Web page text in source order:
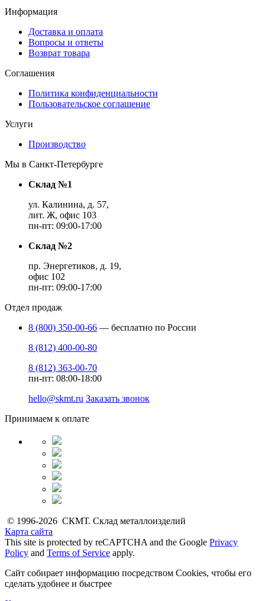
Информация
Доставка и оплата
Вопросы и ответы
Возврат товара
Соглашения
Политика конфиденциальности
Пользовательское соглашение
Услуги
Производство
Мы в Санкт-Петербурге
Склад №1
ул. Калинина, д. 57,
лит. Ж, офис 103
пн-пт: 09:00-17:00
Склад №2
пр. Энергетиков, д. 19,
офис 102
пн-пт: 09:00-17:00
Отдел продаж
8 (800) 350-00-66 — бесплатно по России
8 (812) 400-00-80
8 (812) 363-00-70
пн-пт: 08:00-18:00
hello@skmt.ru Заказать звонок
Принимаем к оплате
© 1996-2026 СКМТ. Склад металлоизделий
Карта сайта
This site is protected by reCAPTCHA and the Google Privacy
Policy and Terms of Service apply.
Сайт собирает информацию посредством Cookies, чтобы его
сделать удобнее и быстрее